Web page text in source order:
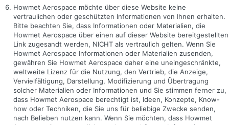
Howmet Aerospace möchte über diese Website keine
vertraulichen oder geschützten Informationen von Ihnen erhalten.
Bitte beachten Sie, dass Informationen oder Materialien, die
Howmet Aerospace über einen auf dieser Website bereitgestellten
Link zugesandt werden, NICHT als vertraulich gelten. Wenn Sie
Howmet Aerospace Informationen oder Materialien zusenden,
gewähren Sie Howmet Aerospace daher eine uneingeschränkte,
weltweite Lizenz für die Nutzung, den Vertrieb, die Anzeige,
Vervielfältigung, Darstellung, Modifizierung und Übertragung
solcher Materialien oder Informationen und Sie stimmen ferner zu,
dass Howmet Aerospace berechtigt ist, Ideen, Konzepte, Know-
how oder Techniken, die Sie uns für beliebige Zwecke senden,
nach Belieben nutzen kann. Wenn Sie möchten, dass Howmet